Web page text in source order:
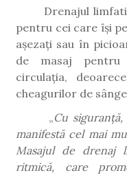
Drenajul
pentru cei care își
așezați sau în
de masaj
circulația,
cheagurilor de
„Cu
manifestă cel mai
Masajul de drenaj
ritmică, care